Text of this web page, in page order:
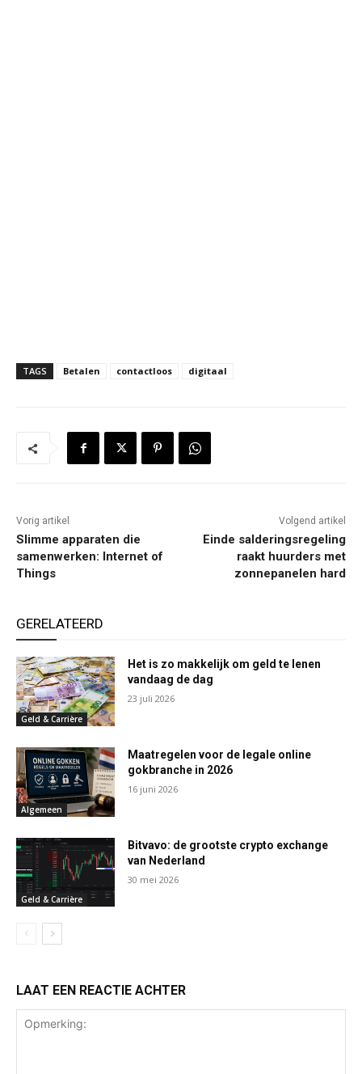
TAGS Betalen contactloos digitaal
Vorig artikel
Slimme apparaten die
samenwerken: Internet of
Things
Volgend artikel
Einde salderingsregeling
raakt huurders met
zonnepanelen hard
GERELATEERD
Geld & Carrière
Het is zo makkelijk om geld te lenen
vandaag de dag
23 juli 2026
Algemeen
Maatregelen voor de legale online
gokbranche in 2026
16 juni 2026
Geld & Carrière
Bitvavo: de grootste crypto exchange
van Nederland
30 mei 2026
LAAT EEN REACTIE ACHTER